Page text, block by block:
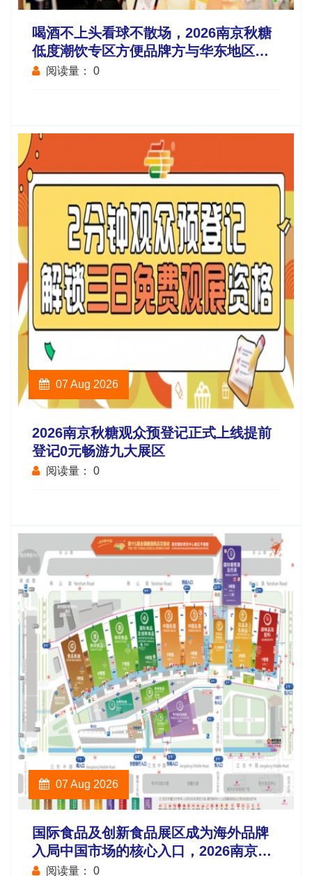
喝酒不上头看球不散场，2026南京秋糖
低度潮饮专区方便品牌方与华东地区酒
吧连锁便利店电商平台采购商面对面洽
阅读量： 0
07 Aug 2026
2026南京秋糖观众预登记正式上线提前
登记0元畅游九大展区
阅读量： 0
07 Aug 2026
国际食品及创新食品展区成为海外品牌
入局中国市场的核心入口，2026南京秋
糖国际化布局再升级
阅读量： 0